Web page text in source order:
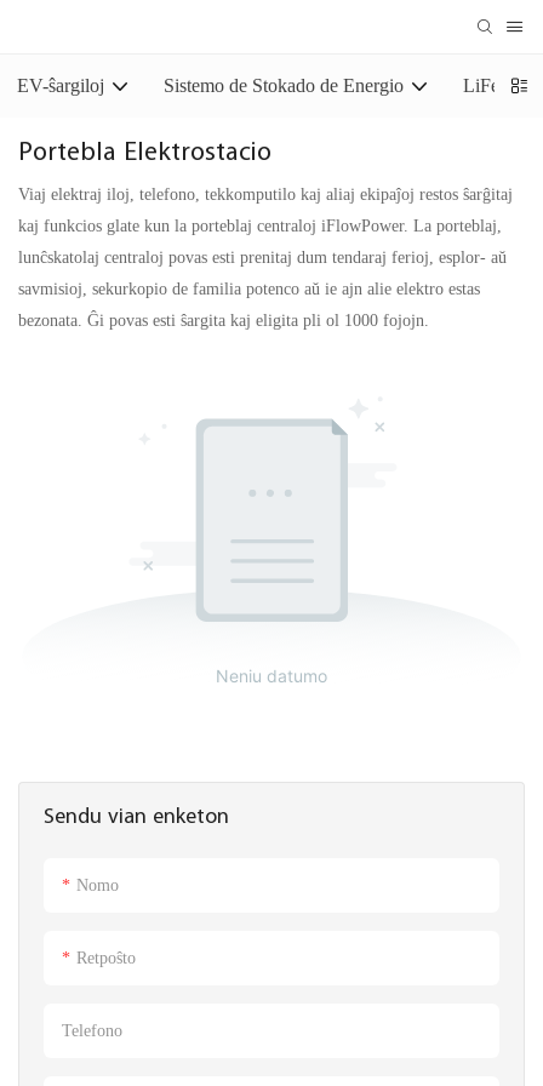
EV-ŝargiloj Sistemo de Stokado de Energio LiFePO4
Portebla Elektrostacio
Viaj elektraj iloj, telefono, tekkomputilo kaj aliaj ekipaĵoj restos ŝarĝitaj
kaj funkcios glate kun la porteblaj centraloj iFlowPower. La porteblaj,
lunĉskatolaj centraloj povas esti prenitaj dum tendaraj ferioj, esplor- aŭ
savmisioj, sekurkopio de familia potenco aŭ ie ajn alie elektro estas
bezonata. Ĝi povas esti ŝargita kaj eligita pli ol 1000 fojojn.
Sendu vian enketon
Nomo
Retpoŝto
Telefono
Neniu datumo